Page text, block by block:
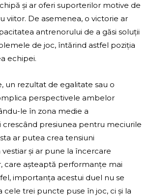
și ar oferi suporterilor motive de
viitor. De asemenea, o victorie ar
antrenorului de a găsi soluții
de joc, întărind astfel poziția
echipei.
un rezultat de egalitate sau o
perspectivele ambelor
le în zona medie a
crescând presiunea pentru meciurile
ar putea crea tensiuni
și ar pune la încercare
care așteaptă performanțe mai
importanța acestui duel nu se
cele trei puncte puse în joc, ci și la